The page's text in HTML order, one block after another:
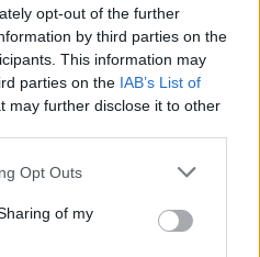
opt-out of the further
by third parties on the
This information may
parties on the IAB’s List of
may further disclose it to other
Opt Outs
of my
pomiędzy
a ograniczającym
postać utworu
i
miłości